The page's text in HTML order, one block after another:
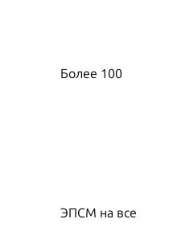
Более 100
ЭПСМ на все